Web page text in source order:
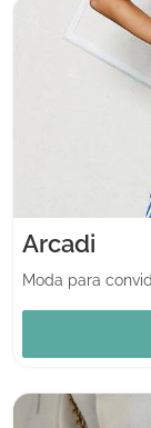
Arcadi
Moda para